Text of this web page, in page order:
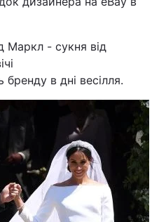
Маркл - сукня від
бренду в дні весілля.